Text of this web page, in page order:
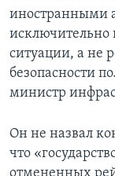
иностранными
ситуации, а не
безопасности
министр
Он не назвал
что